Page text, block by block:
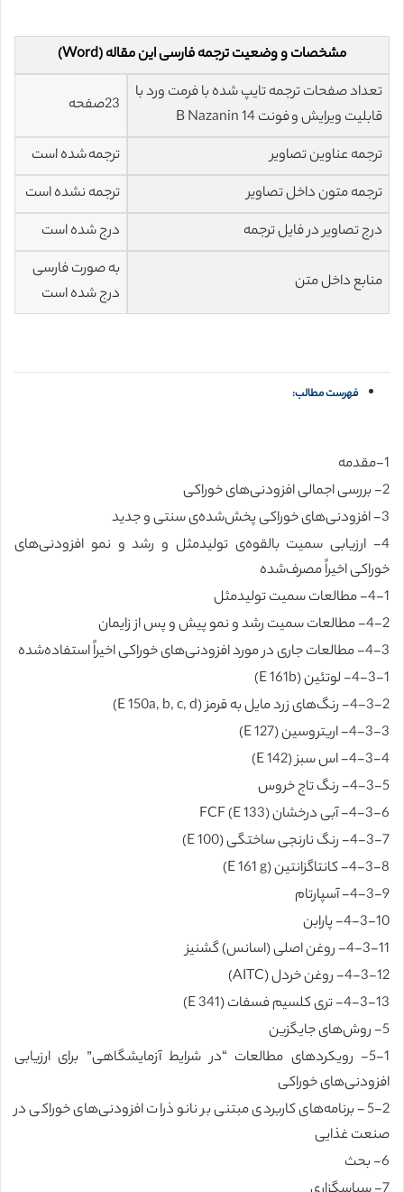
مشخصات و وضعیت ترجمه فارسی این مقاله (Word)
تعداد صفحات ترجمه تایپ شده با فرمت ورد با
قابلیت ویرایش و فونت 14 B Nazanin
23صفحه
ترجمه عناوین تصاویر
ترجمه شده است
ترجمه متون داخل تصاویر
ترجمه نشده است
درج تصاویر در فایل ترجمه
درج شده است
منابع داخل متن
به صورت فارسی
درج شده است
فهرست مطالب:
1-مقدمه
2- بررسی اجمالی افزودنی‌های خوراکی
3- افزودنی‌های خوراکی پخش‌شده‌ی سنتی و جدید
4- ارزیابی سمیت بالقوه‌ی تولیدمثل و رشد و نمو افزودنی‌های
خوراکی اخیراً مصرف‌شده
4-1- مطالعات سمیت تولیدمثل
4-2- مطالعات سمیت رشد و نمو پیش و پس از زایمان
4-3- مطالعات جاری در مورد افزودنی‌های خوراکی اخیراً استفاده‌شده
4-3-1- لوتئین (E 161b)
4-3-2- رنگ‌های زرد مایل به قرمز (E 150a, b, c, d)
4-3-3- اریتروسین (E 127)
4-3-4- اس سبز (E 142)
4-3-5- رنگ تاج خروس
4-3-6- آبی درخشان FCF (E 133)
4-3-7- رنگ نارنجی ساختگی (E 100)
4-3-8- کانتاگزانتین (E 161 g)
4-3-9- آسپارتام
4-3-10- پارابن
4-3-11- روغن اصلی (اسانس) گشنیز
4-3-12- روغن خردل (AITC)
4-3-13- تری کلسیم فسفات (E 341)
5- روش‌های جایگزین
5-1- رویکردهای مطالعات “در شرایط آزمایشگاهی” برای ارزیابی
افزودنی‌های خوراکی
5-2- برنامه‌های کاربردی مبتنی بر نانو ذرات افزودنی‌های خوراکی در
صنعت غذایی
6- بحث